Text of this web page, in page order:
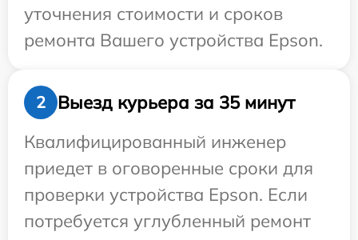
уточнения стоимости и сроков
ремонта Вашего устройства Epson.
2
Выезд курьера за 35 минут
Квалифицированный инженер
приедет в оговоренные сроки для
проверки устройства Epson. Если
потребуется углубленный ремонт